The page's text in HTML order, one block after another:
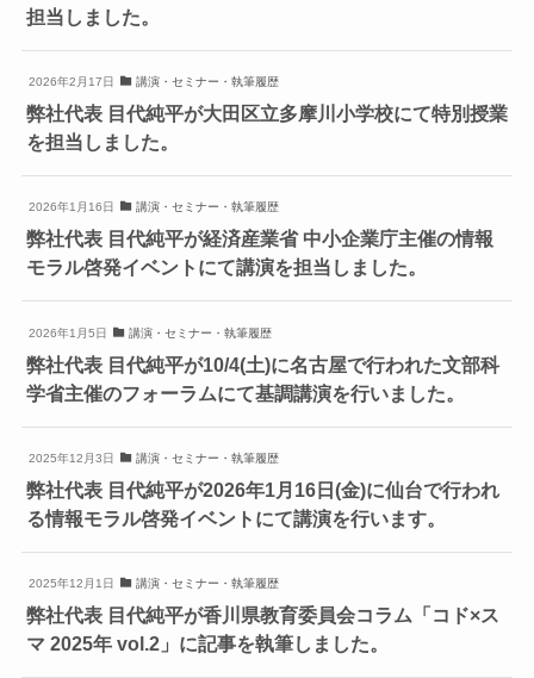
担当しました。
2026年2月17日 講演・セミナー・執筆履歴
弊社代表 目代純平が大田区立多摩川小学校にて特別授業
を担当しました。
2026年1月16日 講演・セミナー・執筆履歴
弊社代表 目代純平が経済産業省 中小企業庁主催の情報
モラル啓発イベントにて講演を担当しました。
2026年1月5日 講演・セミナー・執筆履歴
弊社代表 目代純平が10/4(土)に名古屋で行われた文部科
学省主催のフォーラムにて基調講演を行いました。
2025年12月3日 講演・セミナー・執筆履歴
弊社代表 目代純平が2026年1月16日(金)に仙台で行われ
る情報モラル啓発イベントにて講演を行います。
2025年12月1日 講演・セミナー・執筆履歴
弊社代表 目代純平が香川県教育委員会コラム「コド×ス
マ 2025年 vol.2」に記事を執筆しました。